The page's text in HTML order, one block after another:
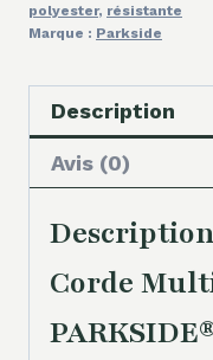
polyester, résistante
Marque : Parkside
Description
Avis (0)
Description
Corde